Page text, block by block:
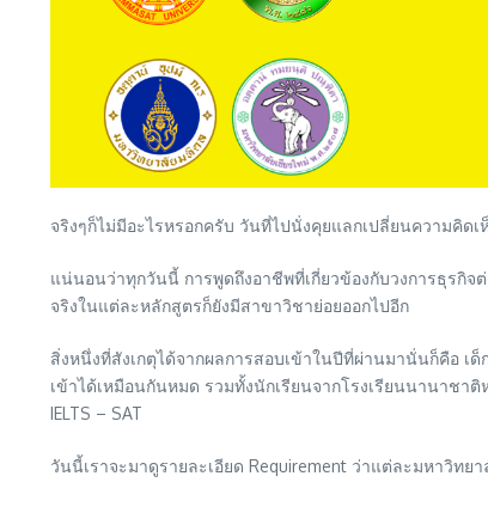
จริงๆก็ไม่มีอะไรหรอกครับ วันที่ไปนั่งคุยแลกเปลี่ยนความคิด
แน่นอนว่าทุกวันนี้ การพูดถึงอาชีพที่เกี่ยวข้องกับวงการธุรกิ
จริงในแต่ละหลักสูตรก็ยังมีสาขาวิชาย่อยออกไปอีก
สิ่งหนึ่งที่สังเกตุได้จากผลการสอบเข้าในปีที่ผ่านมานั่นก็คือ เ
เข้าได้เหมือนกันหมด รวมทั้งนักเรียนจากโรงเรียนนานาชา
IELTS – SAT
วันนี้เราจะมาดูรายละเอียด Requirement ว่าแต่ละมหาวิท